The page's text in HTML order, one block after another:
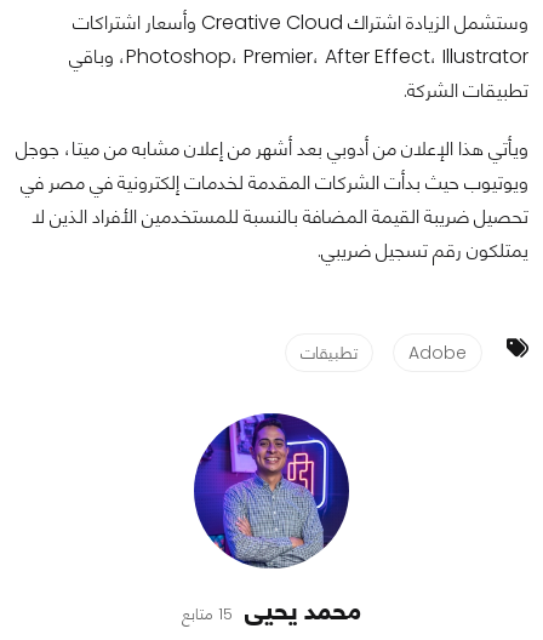
وستشمل الزيادة اشتراك Creative Cloud وأسعار اشتراكات
Photoshop، Premier، After Effect، Illustrator، وباقي
تطبيقات الشركة.
ويأتي هذا الإعلان من أدوبي بعد أشهر من إعلان مشابه من ميتا، جوجل
ويوتيوب حيث بدأت الشركات المقدمة لخدمات إلكترونية في مصر في
تحصيل ضريبة القيمة المضافة بالنسبة للمستخدمين الأفراد الذين لا
يمتلكون رقم تسجيل ضريبي.
Adobe تطبيقات
محمد يحيى 15 متابع